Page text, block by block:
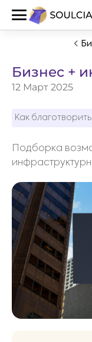
Бизнес +
12 Март 2025
Как
Подборка